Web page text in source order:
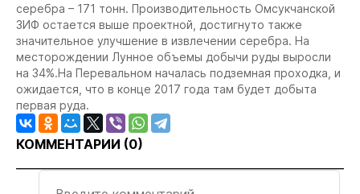
серебра – 171 тонн. Производительность Омсукчанской
ЗИФ остается выше проектной, достигнуто также
значительное улучшение в извлечении серебра. На
месторождении Лунное объемы добычи руды выросли
на 34%.На Перевальном началась подземная проходка, и
ожидается, что в конце 2017 года там будет добыта
первая руда.
КОММЕНТАРИИ (0)